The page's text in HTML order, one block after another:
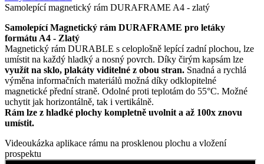
Samolepící magnetický rám DURAFRAME A4 - zlatý
Samolepící Magnetický rám DURAFRAME pro letáky
formátu A4 - Zlatý
Magnetický rám DURABLE s celoplošně lepící zadní plochou, lze
umístit na každý hladký a nosný povrch. Díky čirým kapsám lze
využít na sklo, plakáty viditelné z obou stran. Snadná a rychlá
výměna informačních materiálů možná díky odklopitelné
magnetické přední straně. Odolné proti teplotám do 55°C. Možné
uchytit jak horizontálně, tak i vertikálně.
Rám lze z hladké plochy kompletně uvolnit a až 100x znovu
umístit.
Videoukázka aplikace rámu na prosklenou plochu a vložení
prospektu